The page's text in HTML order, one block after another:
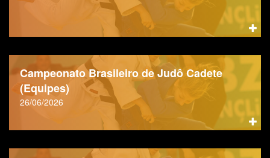
Campeonato Brasileiro de Judô Cadete
(Equipes)
26/06/2026